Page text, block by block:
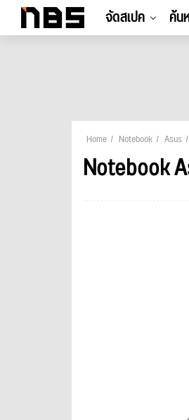
จัดสเปค ค้น
Home Notebook Asus
Notebook